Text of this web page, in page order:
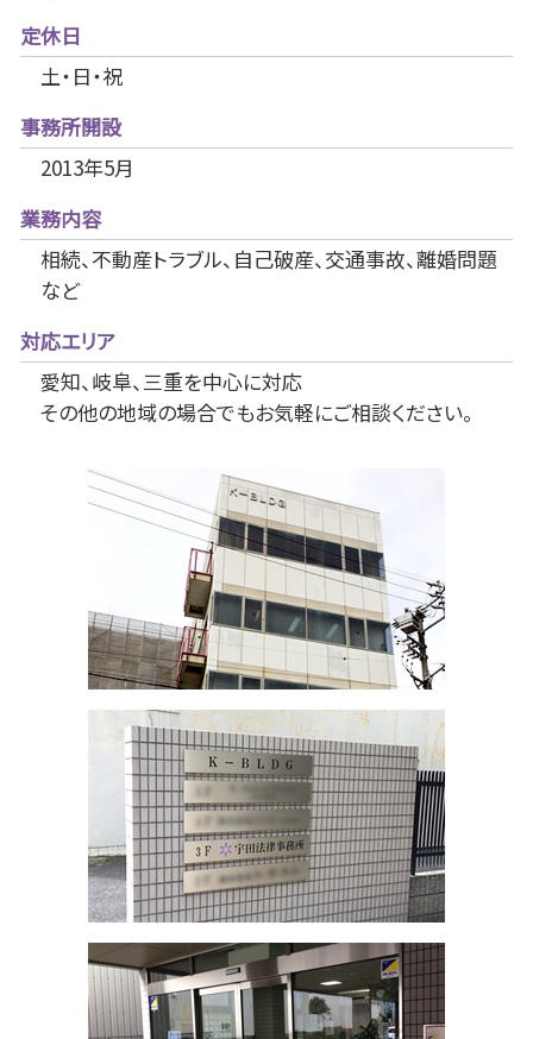
定休日
土・日・祝
事務所開設
2013年5月
業務内容
相続、不動産トラブル、自己破産、交通事故、離婚問題
など
対応エリア
愛知、岐阜、三重を中心に対応
その他の地域の場合でもお気軽にご相談ください。